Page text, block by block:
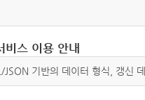
스 이용 안내
기반의 데이터 형식, 갱신